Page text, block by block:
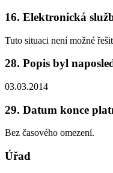
16. Elektronická
Tuto situaci není možné
28. Popis byl
03.03.2014
29. Datum konce
Bez časového omezení.
Úřad